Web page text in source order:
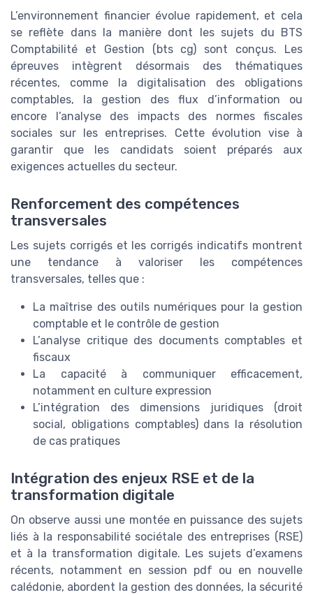
L’environnement financier évolue rapidement, et cela
se reflète dans la manière dont les sujets du BTS
Comptabilité et Gestion (bts cg) sont conçus. Les
épreuves intègrent désormais des thématiques
récentes, comme la digitalisation des obligations
comptables, la gestion des flux d’information ou
encore l’analyse des impacts des normes fiscales
sociales sur les entreprises. Cette évolution vise à
garantir que les candidats soient préparés aux
exigences actuelles du secteur.
Renforcement des compétences
transversales
Les sujets corrigés et les corrigés indicatifs montrent
une tendance à valoriser les compétences
transversales, telles que :
La maîtrise des outils numériques pour la gestion
comptable et le contrôle de gestion
L’analyse critique des documents comptables et
fiscaux
La capacité à communiquer efficacement,
notamment en culture expression
L’intégration des dimensions juridiques (droit
social, obligations comptables) dans la résolution
de cas pratiques
Intégration des enjeux RSE et de la
transformation digitale
On observe aussi une montée en puissance des sujets
liés à la responsabilité sociétale des entreprises (RSE)
et à la transformation digitale. Les sujets d’examens
récents, notamment en session pdf ou en nouvelle
calédonie, abordent la gestion des données, la sécurité